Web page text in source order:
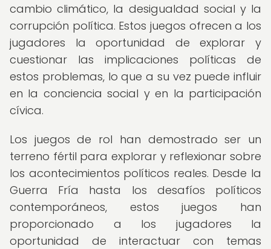
cambio climático, la desigualdad social y la
corrupción política. Estos juegos ofrecen a los
jugadores la oportunidad de explorar y
cuestionar las implicaciones políticas de
estos problemas, lo que a su vez puede influir
en la conciencia social y en la participación
cívica.
Los juegos de rol han demostrado ser un
terreno fértil para explorar y reflexionar sobre
los acontecimientos políticos reales. Desde la
Guerra Fría hasta los desafíos políticos
contemporáneos, estos juegos han
proporcionado a los jugadores la
oportunidad de interactuar con temas